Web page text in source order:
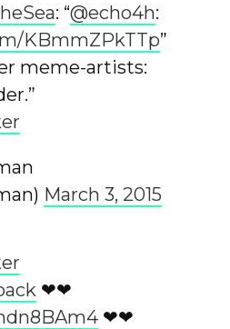
: “@echo4h:
KBmmZPkTTp”
meme-artists:
March 3, 2015
❤❤
❤❤